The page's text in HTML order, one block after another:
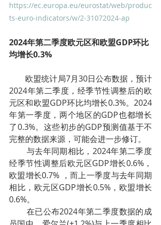
https://ec.europa.eu/eurostat/web/produc
ts-euro-indicators/w/2-31072024-ap
2024年第二季度欧元区和欧盟GDP环比
均增长0.3%
2024年第二季度，经季节性调整后的欧
元区和欧盟GDP环比均增长0.3%。2024
年第一季度，两个地区的GDP也都增长
了0.3%。这些初步的GDP预测值基于不
完整的数据来源，可能会进一步修订。
经季节性调整后欧元区GDP增长0.6%，
欧盟增长0.7% ，而上一季度与去年同期
相比，欧元区GDP增长0.5%，欧盟增长
0.6%。